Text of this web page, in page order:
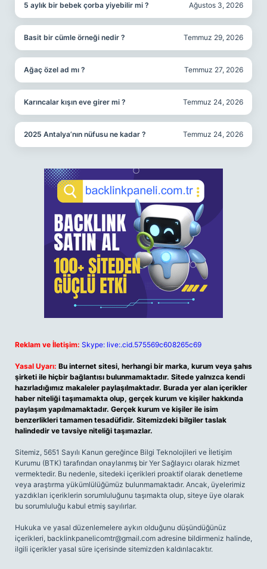
5 aylık bir bebek çorba yiyebilir mi ? Ağustos 3, 2026
Basit bir cümle örneği nedir ? Temmuz 29, 2026
Ağaç özel ad mı ? Temmuz 27, 2026
Karıncalar kışın eve girer mi ? Temmuz 24, 2026
2025 Antalya’nın nüfusu ne kadar ? Temmuz 24, 2026
Reklam ve İletişim: Skype: live:.cid.575569c608265c69
Yasal Uyarı: Bu internet sitesi, herhangi bir marka, kurum veya şahıs
şirketi ile hiçbir bağlantısı bulunmamaktadır. Sitede yalnızca kendi
hazırladığımız makaleler paylaşılmaktadır. Burada yer alan içerikler
haber niteliği taşımamakta olup, gerçek kurum ve kişiler hakkında
paylaşım yapılmamaktadır. Gerçek kurum ve kişiler ile isim
benzerlikleri tamamen tesadüfidir. Sitemizdeki bilgiler taslak
halindedir ve tavsiye niteliği taşımazlar.
Sitemiz, 5651 Sayılı Kanun gereğince Bilgi Teknolojileri ve İletişim
Kurumu (BTK) tarafından onaylanmış bir Yer Sağlayıcı olarak hizmet
vermektedir. Bu nedenle, sitedeki içerikleri proaktif olarak denetleme
veya araştırma yükümlülüğümüz bulunmamaktadır. Ancak, üyelerimiz
yazdıkları içeriklerin sorumluluğunu taşımakta olup, siteye üye olarak
bu sorumluluğu kabul etmiş sayılırlar.
Hukuka ve yasal düzenlemelere aykırı olduğunu düşündüğünüz
içerikleri, backlinkpanelicomtr@gmail.com adresine bildirmeniz halinde,
ilgili içerikler yasal süre içerisinde sitemizden kaldırılacaktır.